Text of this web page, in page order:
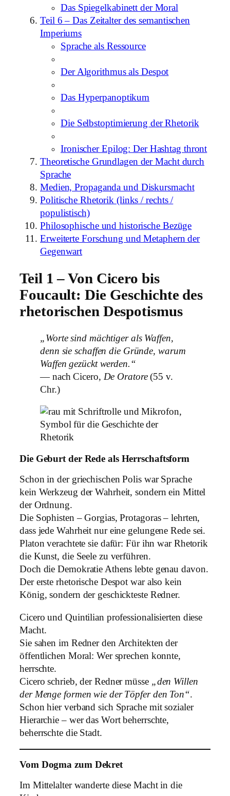
Das Spiegelkabinett der Moral
Teil 6 – Das Zeitalter des semantischen
Imperiums
Sprache als Ressource
Der Algorithmus als Despot
Das Hyperpanoptikum
Die Selbstoptimierung der Rhetorik
Ironischer Epilog: Der Hashtag thront
Theoretische Grundlagen der Macht durch
Sprache
Medien, Propaganda und Diskursmacht
Politische Rhetorik (links / rechts /
populistisch)
Philosophische und historische Bezüge
Erweiterte Forschung und Metaphern der
Gegenwart
Teil 1 – Von Cicero bis
Foucault: Die Geschichte des
rhetorischen Despotismus
„Worte sind mächtiger als Waffen,
denn sie schaffen die Gründe, warum
Waffen gezückt werden.“
— nach Cicero, De Oratore(55 v.
Chr.)
Die Geburt der Rede als Herrschaftsform
Schon in der griechischen Polis war Sprache
kein Werkzeug der Wahrheit, sondern ein Mittel
der Ordnung.
Die Sophisten – Gorgias, Protagoras – lehrten,
dass jede Wahrheit nur eine gelungene Rede sei.
Platon verachtete sie dafür: Für ihn war Rhetorik
die Kunst, die Seele zu verführen.
Doch die Demokratie Athens lebte genau davon.
Der erste rhetorische Despot war also kein
König, sondern der geschickteste Redner.
Cicero und Quintilian professionalisierten diese
Macht.
Sie sahen im Redner den Architekten der
öffentlichen Moral: Wer sprechen konnte,
herrschte.
Cicero schrieb, der Redner müsse „den Willen
der Menge formen wie der Töpfer den Ton“.
Schon hier verband sich Sprache mit sozialer
Hierarchie – wer das Wort beherrschte,
beherrschte die Stadt.
Vom Dogma zum Dekret
Im Mittelalter wanderte diese Macht in die